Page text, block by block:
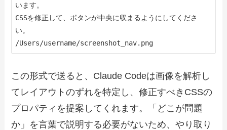
います。
CSSを修正して、ボタンが中央に収まるようにしてくださ
い。
/Users/username/screenshot_nav.png
この形式で送ると、Claude Codeは画像を解析し
てレイアウトのずれを特定し、修正すべきCSSの
プロパティを提案してくれます。「どこが問題
か」を言葉で説明する必要がないため、やり取り